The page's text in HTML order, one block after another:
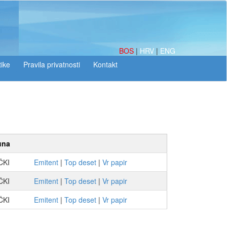
BOS | HRV | ENG
Emitent | Top deset | Vr papir
Emitent | Top deset | Vr papir
Emitent | Top deset | Vr papir